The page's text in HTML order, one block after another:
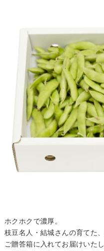
ホクホクで濃厚。
枝豆名人・結城さんの育てた
ご贈答箱に入れてお届けいたし